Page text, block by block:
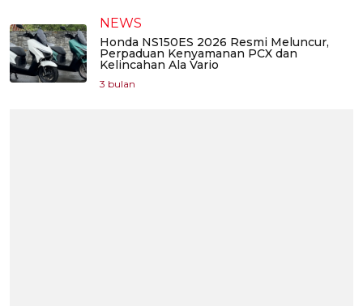
NEWS
Honda NS150ES 2026 Resmi Meluncur,
Perpaduan Kenyamanan PCX dan
Kelincahan Ala Vario
3 bulan